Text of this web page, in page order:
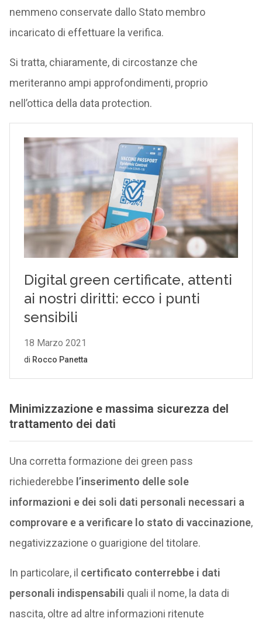
nemmeno conservate dallo Stato membro
incaricato di effettuare la verifica.
Si tratta, chiaramente, di circostanze che
meriteranno ampi approfondimenti, proprio
nell’ottica della data protection.
Minimizzazione e massima sicurezza del
trattamento dei dati
Una corretta formazione dei green pass
richiederebbe l’inserimento delle sole
informazioni e dei soli dati personali necessari a
comprovare e a verificare lo stato di vaccinazione,
negativizzazione o guarigione del titolare.
In particolare, il certificato conterrebbe i dati
personali indispensabili quali il nome, la data di
nascita, oltre ad altre informazioni ritenute